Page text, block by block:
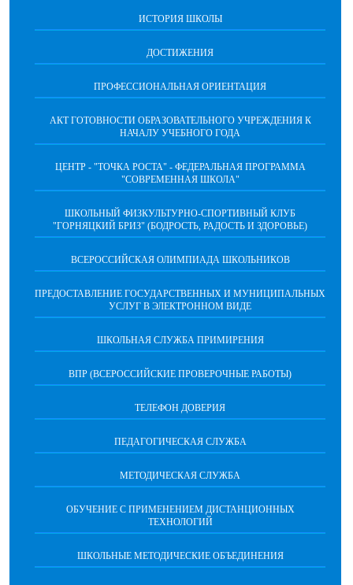
ИСТОРИЯ ШКОЛЫ
ДОСТИЖЕНИЯ
ПРОФЕССИОНАЛЬНАЯ ОРИЕНТАЦИЯ
АКТ ГОТОВНОСТИ ОБРАЗОВАТЕЛЬНОГО УЧРЕЖДЕНИЯ К
НАЧАЛУ УЧЕБНОГО ГОДА
ЦЕНТР - "ТОЧКА РОСТА" - ФЕДЕРАЛЬНАЯ ПРОГРАММА
"СОВРЕМЕННАЯ ШКОЛА"
ШКОЛЬНЫЙ ФИЗКУЛЬТУРНО-СПОРТИВНЫЙ КЛУБ
"ГОРНЯЦКИЙ БРИЗ" (БОДРОСТЬ, РАДОСТЬ И ЗДОРОВЬЕ)
ВСЕРОССИЙСКАЯ ОЛИМПИАДА ШКОЛЬНИКОВ
ПРЕДОСТАВЛЕНИЕ ГОСУДАРСТВЕННЫХ И МУНИЦИПАЛЬНЫХ
УСЛУГ В ЭЛЕКТРОННОМ ВИДЕ
ШКОЛЬНАЯ СЛУЖБА ПРИМИРЕНИЯ
ВПР (ВСЕРОССИЙСКИЕ ПРОВЕРОЧНЫЕ РАБОТЫ)
ТЕЛЕФОН ДОВЕРИЯ
ПЕДАГОГИЧЕСКАЯ СЛУЖБА
МЕТОДИЧЕСКАЯ СЛУЖБА
ОБУЧЕНИЕ С ПРИМЕНЕНИЕМ ДИСТАНЦИОННЫХ
ТЕХНОЛОГИЙ
ШКОЛЬНЫЕ МЕТОДИЧЕСКИЕ ОБЪЕДИНЕНИЯ